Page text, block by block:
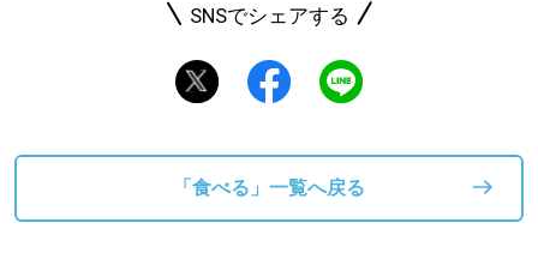
SNSでシェアする
「食べる」一覧へ戻る